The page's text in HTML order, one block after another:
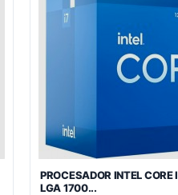
PROCESADOR INTEL
LGA 1700...